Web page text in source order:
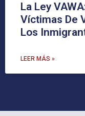
La Ley
Víctimas De
Los
LEER MÁS »